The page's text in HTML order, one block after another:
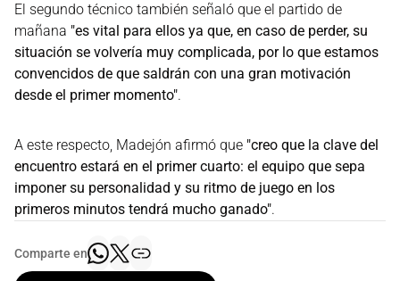
El segundo técnico también señaló que el partido de
mañana "es vital para ellos ya que, en caso de perder, su
situación se volvería muy complicada, por lo que estamos
convencidos de que saldrán con una gran motivación
desde el primer momento".
A este respecto, Madejón afirmó que "creo que la clave del
encuentro estará en el primer cuarto: el equipo que sepa
imponer su personalidad y su ritmo de juego en los
primeros minutos tendrá mucho ganado".
Comparte en